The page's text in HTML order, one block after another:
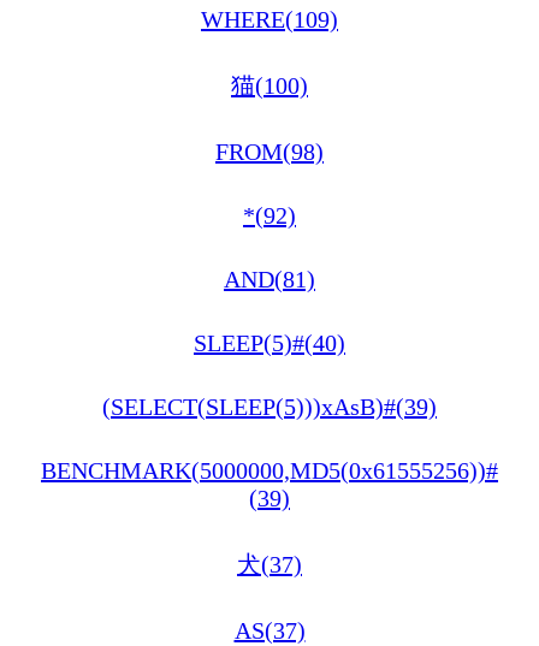
WHERE(109)
猫(100)
FROM(98)
*(92)
AND(81)
SLEEP(5)#(40)
(SELECT(SLEEP(5)))xAsB)#(39)
BENCHMARK(5000000,MD5(0x61555256))#
(39)
犬(37)
AS(37)